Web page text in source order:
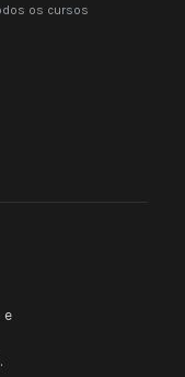
os cursos
e